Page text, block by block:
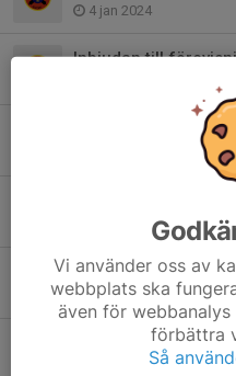
4 jan 2024
Inbjudan till
Ändrade tider i
17 feb 2023
Inbjudan till årsmöte
25 jan 2023
Luftvapenträning
1 jan 2023
Vi använder oss av
webbplats ska
även för
förbättra
Så